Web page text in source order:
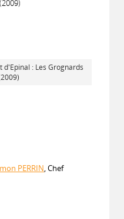
d'Epinal : Les Grognards
PERRIN, Chef